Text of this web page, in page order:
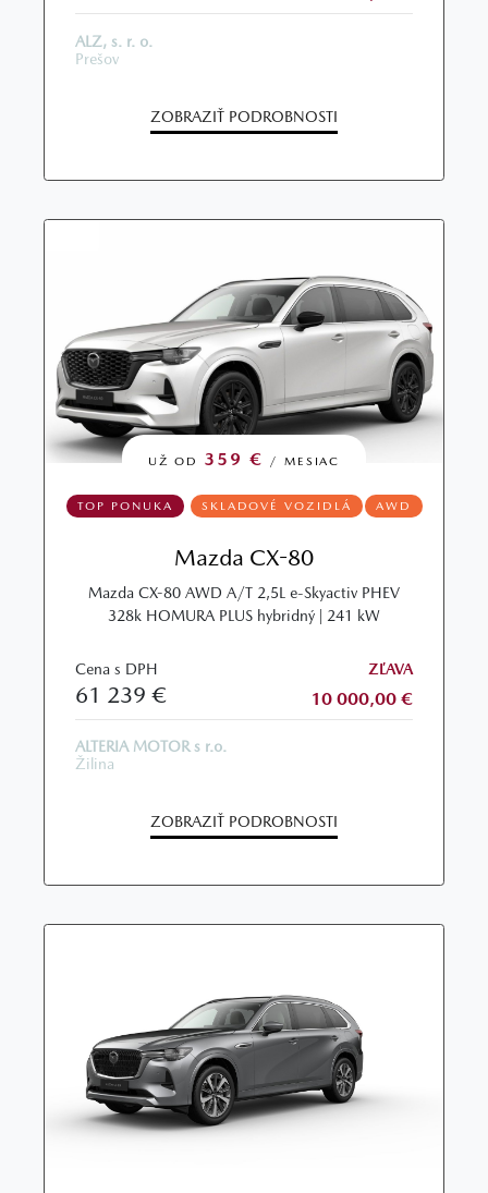
ALZ, s. r. o.
Prešov
ZOBRAZIŤ PODROBNOSTI
UŽ OD 359 € / MESIAC
TOP PONUKA SKLADOVÉ VOZIDLÁ AWD
Mazda CX-80
Mazda CX-80 AWD A/T 2,5L e-Skyactiv PHEV
328k HOMURA PLUS hybridný | 241 kW
Cena s DPH
61 239 €
ZĽAVA
10 000,00 €
ALTERIA MOTOR s r.o.
Žilina
ZOBRAZIŤ PODROBNOSTI